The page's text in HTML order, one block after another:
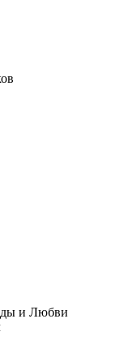
и Любви